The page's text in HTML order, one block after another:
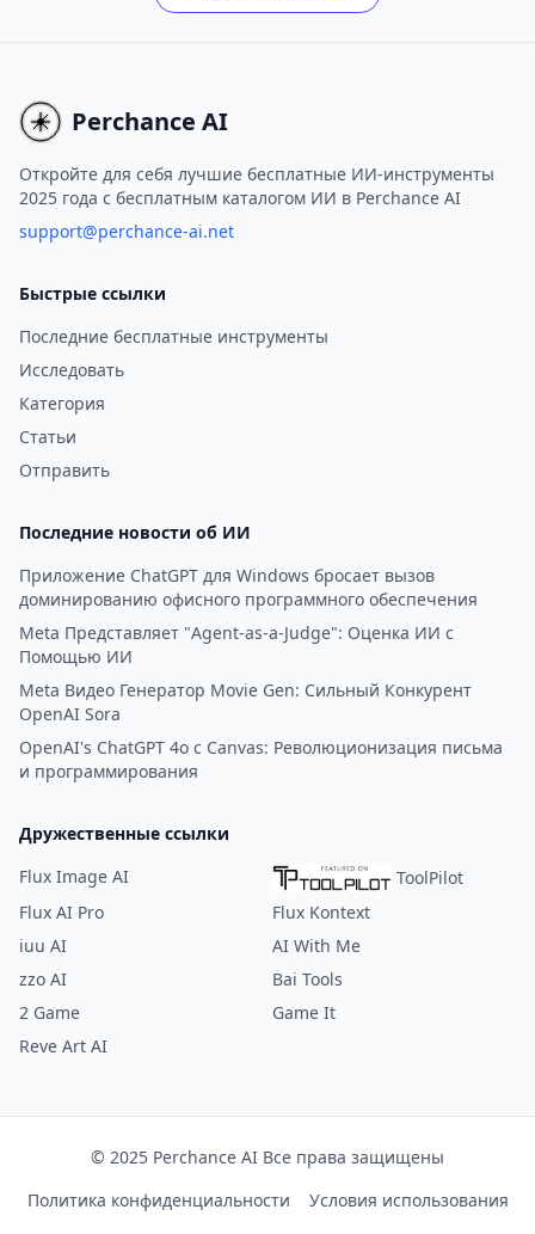
Perchance AI
Откройте для себя лучшие бесплатные ИИ-инструменты
2025 года с бесплатным каталогом ИИ в Perchance AI
support@perchance-ai.net
Быстрые ссылки
Последние бесплатные инструменты
Исследовать
Категория
Статьи
Отправить
Последние новости об ИИ
Приложение ChatGPT для Windows бросает вызов
доминированию офисного программного обеспечения
Meta Представляет "Agent-as-a-Judge": Оценка ИИ с
Помощью ИИ
Meta Видео Генератор Movie Gen: Сильный Конкурент
OpenAI Sora
OpenAI's ChatGPT 4o с Canvas: Революционизация письма
и программирования
Дружественные ссылки
Flux Image AI
ToolPilot
Flux AI Pro
Flux Kontext
iuu AI
AI With Me
zzo AI
Bai Tools
2 Game
Game It
Reve Art AI
© 2025 Perchance AI Все права защищены
Политика конфиденциальности
Условия использования